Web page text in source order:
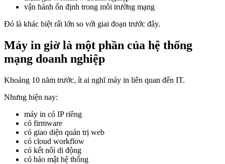
vận hành ổn định trong môi trường mạng
Đó là khác biệt rất lớn so với giai đoạn trước đây.
Máy in giờ là một phần của hệ thống
mạng doanh nghiệp
Khoảng 10 năm trước, ít ai nghĩ máy in liên quan đến IT.
Nhưng hiện nay:
máy in có IP riêng
có firmware
có giao diện quản trị web
có cloud workflow
có kết nối di động
có bảo mật hệ thống